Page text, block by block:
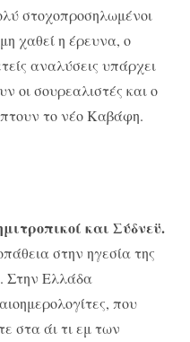
στοχοπροσηλωμένοι
χαθεί η έρευνα, ο
αναλύσεις υπάρχει
οι σουρεαλιστές και ο
το νέο Καβάφη.
και Σύδνεϋ.
στην ηγεσία της
Στην Ελλάδα
που
στα άι τι εμ των